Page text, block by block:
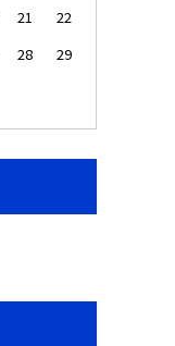
21
22
28
29